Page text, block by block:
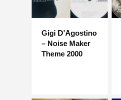
Gigi D'Agostino
– Noise Maker
Theme 2000